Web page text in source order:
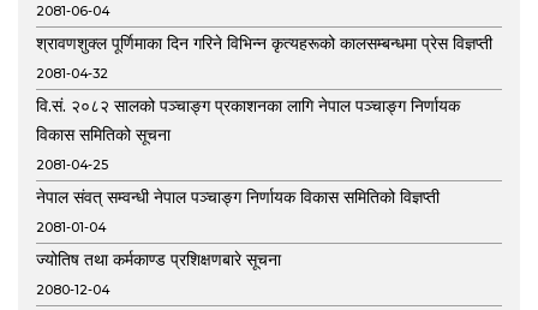
2081-06-04
श्रावणशुक्ल पूर्णिमाका दिन गरिने विभिन्न कृत्यहरूको कालसम्बन्धमा प्रेस विज्ञप्ती
2081-04-32
वि.सं. २०८२ सालको पञ्चाङ्ग प्रकाशनका लागि नेपाल पञ्चाङ्ग निर्णायक
विकास समितिको सूचना
2081-04-25
नेपाल संवत् सम्वन्धी नेपाल पञ्चाङ्ग निर्णायक विकास समितिको विज्ञप्ती
2081-01-04
ज्योतिष तथा कर्मकाण्ड प्रशिक्षणबारे सूचना
2080-12-04